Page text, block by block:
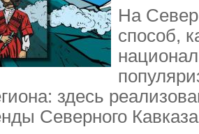
На
способ,
здесь
Северного